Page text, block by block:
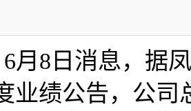
6月8日消息，据
业绩公告，公司